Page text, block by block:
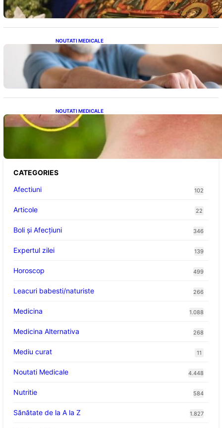
NOUTATI MEDICALE
Îmbunătățirea sănătății cardiovasculare:
Patru exerciții simple pentru reducerea
tensiunii arteriale la domiciliu
NOUTATI MEDICALE
Cum bacteriile pielii influențează atracția
țânțarilor: O nouă viziune asupra alegerii
CATEGORIES
Afectiuni
102
Articole 22
Boli și Afecțiuni 346
Expertul zilei 139
Horoscop 499
Leacuri babesti/naturiste 266
Medicina 1.088
Medicina Alternativa 268
Mediu curat 11
Noutati Medicale 4.448
Nutritie 584
Sănătate de la A la Z 1.827